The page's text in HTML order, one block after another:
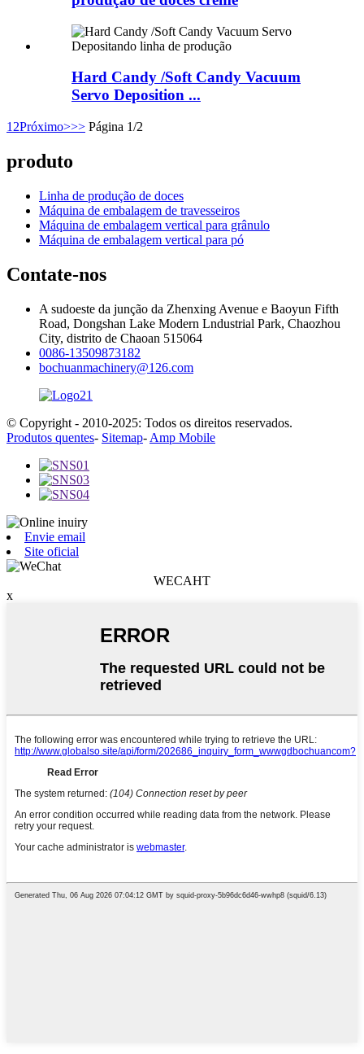
Hard Candy /Soft Candy Vacuum
Servo Deposition ...
1 2Próximo>>> Página 1/2
produto
Linha de produção de doces
Máquina de embalagem de travesseiros
Máquina de embalagem vertical para grânulo
Máquina de embalagem vertical para pó
Contate-nos
A sudoeste da junção da Zhenxing Avenue e Baoyun Fifth
Road, Dongshan Lake Modern Lndustrial Park, Chaozhou
City, distrito de Chaoan 515064
0086-13509873182
bochuanmachinery@126.com
© Copyright - 2010-2025: Todos os direitos reservados.
Produtos quentes- Sitemap- Amp Mobile
Envie email
Site oficial
WECAHT
x